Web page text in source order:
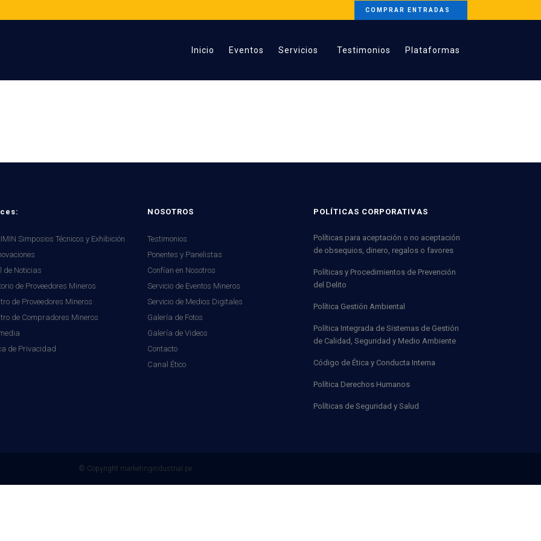
COMPRAR ENTRADAS
Inicio Eventos Servicios Testimonios Plataformas
Simposios Técnicos y Exhibición
de Noticias
de Proveedores Mineros
de Proveedores Mineros
de Compradores Mineros
de Privacidad
NOSOTROS
Testimonios
Ponentes y Panelistas
Confían en Nosotros
Servicio de Eventos Mineros
Servicio de Medios Digitales
Galería de Fotos
Galería de Videos
Contacto
Canal Ético
POLÍTICAS CORPORATIVAS
Políticas para aceptación o no aceptación
de obsequios, dinero, regalos o favores
Políticas y Procedimientos de Prevención
del Delito
Política Gestión Ambiental
Política Integrada de Sistemas de Gestión
de Calidad, Seguridad y Medio Ambiente
Código de Ética y Conducta Interna
Política Derechos Humanos
Políticas de Seguridad y Salud
© Copyright marketingindustrial.pe